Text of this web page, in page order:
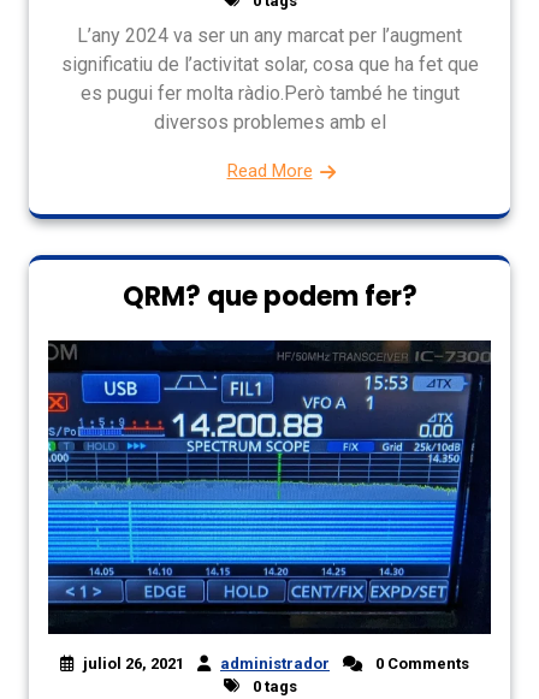
L’any 2024 va ser un any marcat per l’augment
significatiu de l’activitat solar, cosa que ha fet que
es pugui fer molta ràdio.Però també he tingut
diversos problemes amb el
Read More
QRM? que podem fer?
juliol 26, 2021 administrador
0 Comments
0 tags